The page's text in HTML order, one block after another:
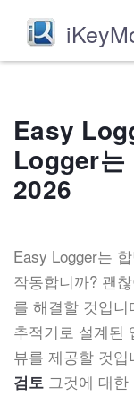
Easy
Logger는
2026
Easy Logger는
작동합니까? 괜
를 해결할 것입
추적기로 설계된
뷰를 제공할 것
검토 그것에 대